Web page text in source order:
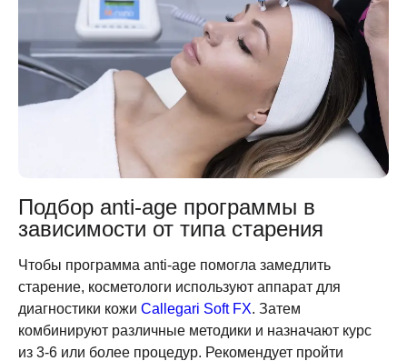
Подбор anti-age программы в
зависимости от типа старения
Чтобы программа anti-age помогла замедлить
старение, косметологи используют аппарат для
диагностики кожи Callegari Soft FX . Затем
комбинируют различные методики и назначают курс
из 3-6 или более процедур. Рекомендует пройти